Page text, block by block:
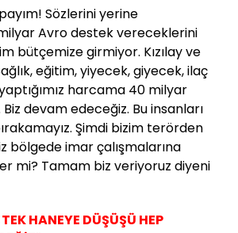
Sözlerini yerine
Avro destek vereceklerini
bütçemize girmiyor. Kızılay ve
eğitim, yiyecek, giyecek, ilaç
harcama 40 milyar
devam edeceğiz. Bu insanları
Şimdi bizim terörden
bölgede imar çalışmalarına
mi? Tamam biz veriyoruz diyeni
HANEYE DÜŞÜŞÜ HEP